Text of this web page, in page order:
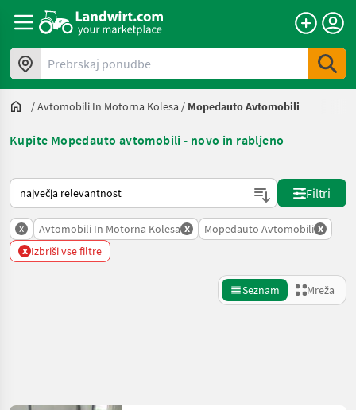
Prebrskaj ponudbe
/Avtomobili In Motorna Kolesa / Mopedauto Avtomobili
Kupite Mopedauto avtomobili - novo in rabljeno
Tako je razvrščeno na Landwirt.com
Filtri
x Avtomobili In Motorna Kolesa x Mopedauto Avtomobili x
x Izbriši vse filtre
Seznam Mreža